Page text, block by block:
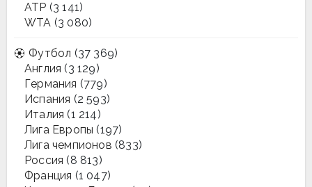
ATP (3 141)
WTA (3 080)
Футбол (37 369)
Англия (3 129)
Германия (779)
Испания (2 593)
Италия (1 214)
Лига Европы (197)
Лига чемпионов (833)
Россия (8 813)
Франция (1 047)